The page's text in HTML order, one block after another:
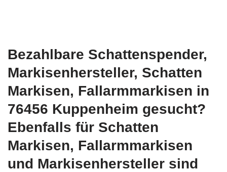
Bezahlbare Schattenspender,
Markisenhersteller, Schatten
Markisen, Fallarmmarkisen in
76456 Kuppenheim gesucht?
Ebenfalls für Schatten
Markisen, Fallarmmarkisen
und Markisenhersteller sind